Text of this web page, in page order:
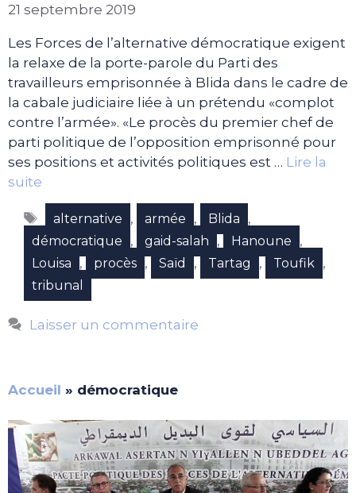
21 septembre 2019
Les Forces de l’alternative démocratique exigent
la relaxe de la porte-parole du Parti des
travailleurs emprisonnée à Blida dans le cadre de
la cabale judiciaire liée à un prétendu «complot
contre l’armée». «Le procès du premier chef de
parti politique de l’opposition emprisonné pour
ses positions et activités politiques est … Lire la
suite
Étiquettes
alternative , armée , Blida ,
démocratique , gaid-salah , Hanoune ,
Louisa , procès , Saïd , Tartag , Toufik ,
tribunal
Laisser un commentaire
Accueil » démocratique